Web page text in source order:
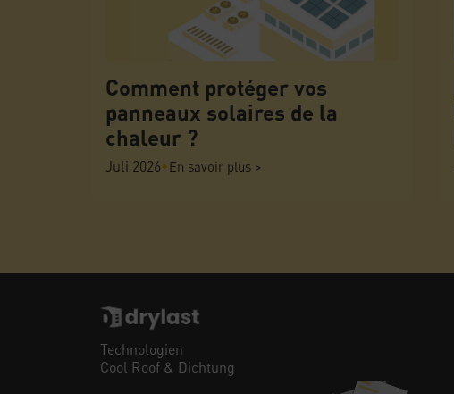
Comment protéger vos
panneaux solaires de la
chaleur ?
Juli 2026•En savoir plus >
Technologien
Cool Roof & Dichtung